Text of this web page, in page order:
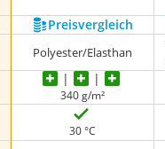
Preis­vergleich
Polyester/Elasthan
340 g/m²
30 °C